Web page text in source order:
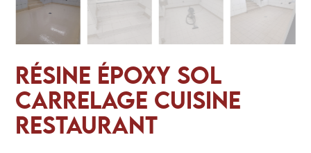
RÉSINE ÉPOXY SOL
CARRELAGE CUISINE
RESTAURANT